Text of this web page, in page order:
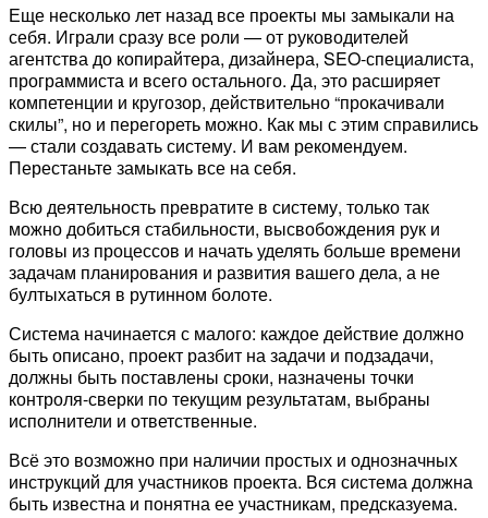
Еще несколько лет назад все проекты мы замыкали на
себя. Играли сразу все роли — от руководителей
агентства до копирайтера, дизайнера, SEO-специалиста,
программиста и всего остального. Да, это расширяет
компетенции и кругозор, действительно “прокачивали
скилы”, но и перегореть можно. Как мы с этим справились
— стали создавать систему. И вам рекомендуем.
Перестаньте замыкать все на себя.
Всю деятельность превратите в систему, только так
можно добиться стабильности, высвобождения рук и
головы из процессов и начать уделять больше времени
задачам планирования и развития вашего дела, а не
бултыхаться в рутинном болоте.
Система начинается с малого: каждое действие должно
быть описано, проект разбит на задачи и подзадачи,
должны быть поставлены сроки, назначены точки
контроля-сверки по текущим результатам, выбраны
исполнители и ответственные.
Всё это возможно при наличии простых и однозначных
инструкций для участников проекта. Вся система должна
быть известна и понятна ее участникам, предсказуема.